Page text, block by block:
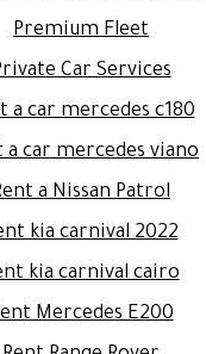
Premium Fleet
Car Services
a car mercedes c180
car mercedes viano
a Nissan Patrol
kia carnival 2022
kia carnival cairo
Mercedes E200